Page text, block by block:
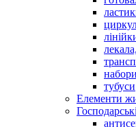
тубуси
Елементи